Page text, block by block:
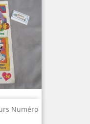
Numéro